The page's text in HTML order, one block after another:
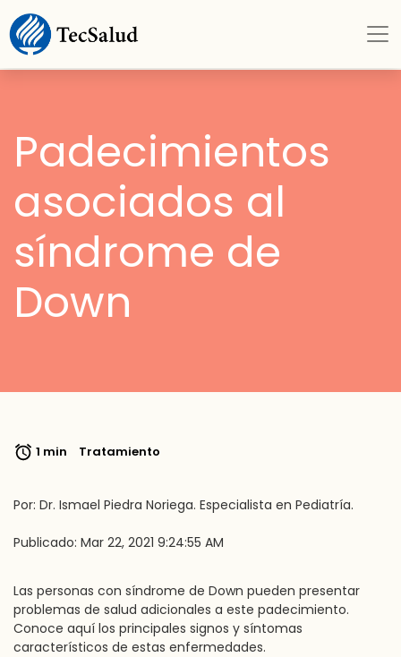
Padecimientos
asociados al
síndrome de
Down
1 min Tratamiento
Por: Dr. Ismael Piedra Noriega. Especialista en Pediatría.
Publicado: Mar 22, 2021 9:24:55 AM
Las personas con síndrome de Down pueden presentar
problemas de salud adicionales a este padecimiento.
Conoce aquí los principales signos y síntomas
característicos de estas enfermedades.